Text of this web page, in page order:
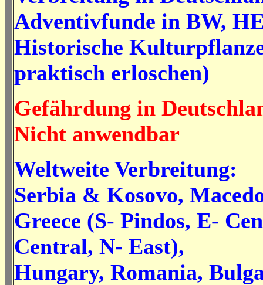
Adventivfunde in BW,
Historische
praktisch erloschen)
Gefährdung in
Nicht anwendbar
Weltweite Verbreitung:
Serbia & Kosovo,
Greece (S- Pindos, E-
Central, N- East),
Hungary, Romania,